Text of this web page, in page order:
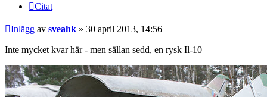
Citat
Inlägg av sveahk » 30 april 2013, 14:56
Inte mycket kvar här - men sällan sedd, en rysk Il-10